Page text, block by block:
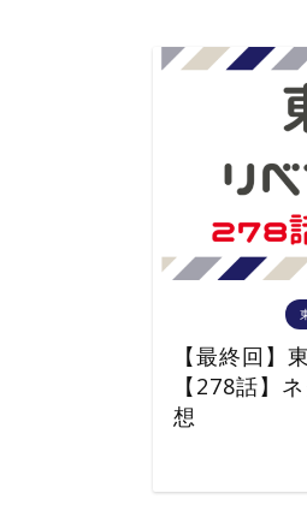
【最終回】
【278話】
想